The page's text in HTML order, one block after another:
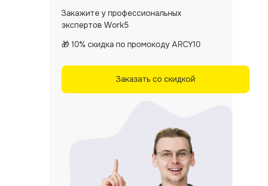
Закажите у профессиональных
экспертов Work5
🎁 10% скидка по промокоду ARCY10
Заказать со скидкой